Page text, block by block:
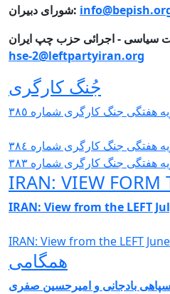
شورای دبیران:
hse-2@leftpartyiran.org
جُنگ کارگری
هفتگی جنگ کارگری شمارە ٣٨٥
هفتگی جنگ کارگری شمارە ٣٨٤
هفتگی جنگ کارگری شمارە ٣٨٣
IRAN: VIEW FORM
IRAN: View from the LEFT
IRAN: View from the LEFT
همگامی
بادجانی و امیرحسین صفری